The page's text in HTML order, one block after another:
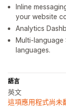
Inline
your website
Analytics
Multi-
languages.
語言
英文
這項應用程式尚未